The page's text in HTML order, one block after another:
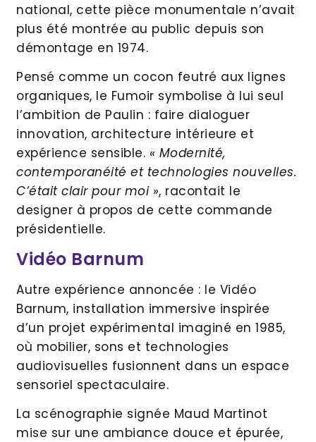
national, cette pièce monumentale n’avait
plus été montrée au public depuis son
démontage en 1974.
Pensé comme un cocon feutré aux lignes
organiques, le Fumoir symbolise à lui seul
l’ambition de Paulin : faire dialoguer
innovation, architecture intérieure et
expérience sensible. « Modernité,
contemporanéité et technologies nouvelles.
C’était clair pour moi », racontait le
designer à propos de cette commande
présidentielle.
Vidéo Barnum
Autre expérience annoncée : le Vidéo
Barnum, installation immersive inspirée
d’un projet expérimental imaginé en 1985,
où mobilier, sons et technologies
audiovisuelles fusionnent dans un espace
sensoriel spectaculaire.
La scénographie signée Maud Martinot
mise sur une ambiance douce et épurée,